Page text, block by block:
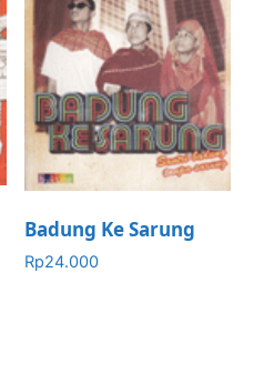
Badung Ke Sarung
Rp24.000